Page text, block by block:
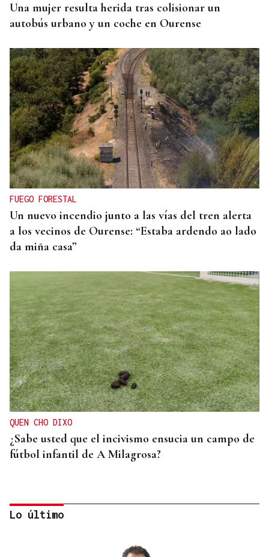
Una mujer resulta herida tras colisionar un
autobús urbano y un coche en Ourense
FUEGO FORESTAL
Un nuevo incendio junto a las vías del tren alerta
a los vecinos de Ourense: “Estaba ardendo ao lado
da miña casa”
QUEN CHO DIXO
¿Sabe usted que el incivismo ensucia un campo de
fútbol infantil de A Milagrosa?
Lo último